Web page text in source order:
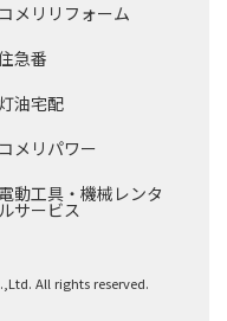
コメリリフォーム
急番
油宅配
コメリパワー
電動工具・機械レンタ
ルサービス
All rights reserved.